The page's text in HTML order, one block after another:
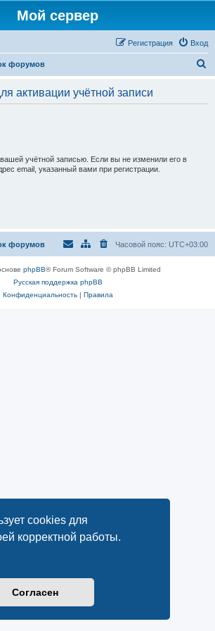
cookies для
корректной работы.
Согласен
Мой сервер
Вход
Регистрация
форумов
активации учётной записи
учётной записью. Если вы не изменили его в
email, указанный вами при регистрации.
форумов Часовой пояс: UTC+03:00
phpBB® Forum Software © phpBB Limited
Русская поддержка phpBB
Конфиденциальность| Правила